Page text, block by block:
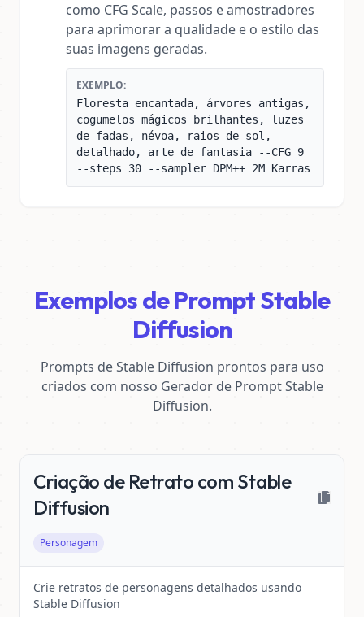
como CFG Scale, passos e amostradores
para aprimorar a qualidade e o estilo das
suas imagens geradas.
EXEMPLO:
Floresta encantada, árvores antigas,
cogumelos mágicos brilhantes, luzes
de fadas, névoa, raios de sol,
detalhado, arte de fantasia --CFG 9
--steps 30 --sampler DPM++ 2M Karras
Exemplos de Prompt Stable
Diffusion
Prompts de Stable Diffusion prontos para uso
criados com nosso Gerador de Prompt Stable
Diffusion.
Criação de Retrato com Stable
Diffusion
Personagem
Crie retratos de personagens detalhados usando
Stable Diffusion